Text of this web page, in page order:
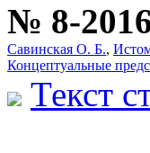
№ 8-
Савинская О. Б.,
Концептуальные
Текст